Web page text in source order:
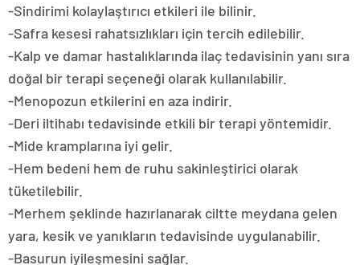
-Sindirimi kolaylaştırıcı etkileri ile bilinir.
-Safra kesesi rahatsızlıkları için tercih edilebilir.
-Kalp ve damar hastalıklarında ilaç tedavisinin yanı sıra
doğal bir terapi seçeneği olarak kullanılabilir.
-Menopozun etkilerini en aza indirir.
-Deri iltihabı tedavisinde etkili bir terapi yöntemidir.
-Mide kramplarına iyi gelir.
-Hem bedeni hem de ruhu sakinleştirici olarak
tüketilebilir.
-Merhem şeklinde hazırlanarak ciltte meydana gelen
yara, kesik ve yanıkların tedavisinde uygulanabilir.
-Basurun iyileşmesini sağlar.